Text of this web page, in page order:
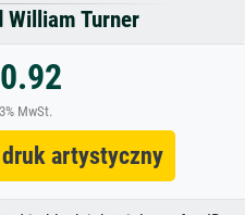
William Turner
MwSt.
artystyczny